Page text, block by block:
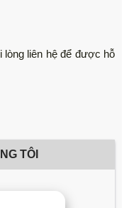
lòng liên hệ để được hỗ
TÔI